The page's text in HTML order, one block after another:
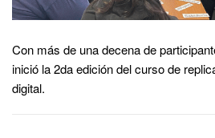
Con más de una decena de
inició la 2da edición del curso de
digital.